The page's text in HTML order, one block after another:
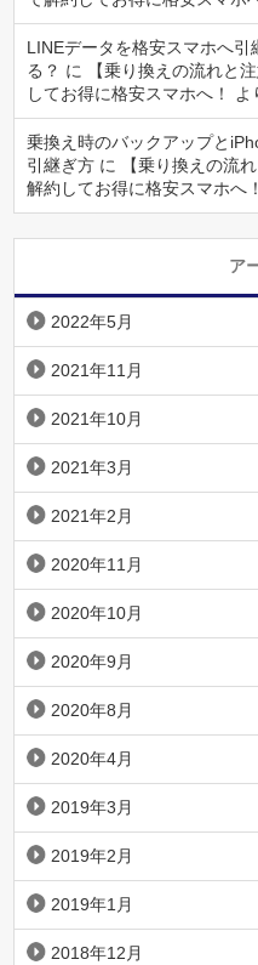
LINEデータを格安スマホへ引
る？ に
【乗り換えの流れと
してお得に格安スマホへ！
よ
乗換え時のバックアップと
引継ぎ方 に
【乗り換えの流
解約してお得に格安スマホへ！
ア
2022年5月
2021年11月
2021年10月
2021年3月
2021年2月
2020年11月
2020年10月
2020年9月
2020年8月
2020年4月
2019年3月
2019年2月
2019年1月
2018年12月